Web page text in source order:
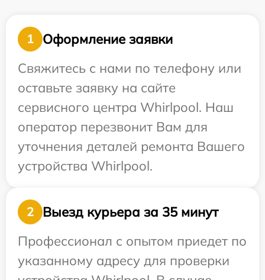
1
Оформление заявки
Свяжитесь с нами по телефону или
оставьте заявку на сайте
сервисного центра Whirlpool. Наш
оператор перезвонит Вам для
уточнения деталей ремонта Вашего
устройства Whirlpool.
2
Выезд курьера за 35 минут
Профессионал с опытом приедет по
указанному адресу для проверки